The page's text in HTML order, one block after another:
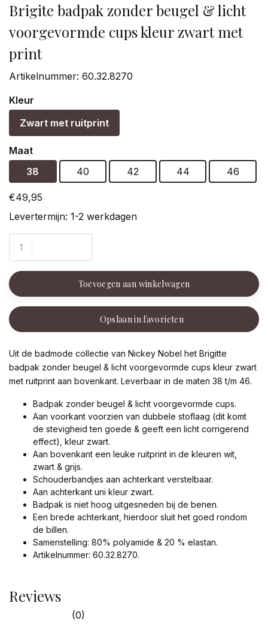
Brigite badpak zonder beugel & licht
voorgevormde cups kleur zwart met
print
Artikelnummer: 60.32.8270
Kleur
Zwart met ruitprint
Maat
38
40 42 44 46
€49,95
Levertermijn: 1-2 werkdagen
Toevoegen aan winkelwagen
Opslaan in favorieten
Uit de badmode collectie van Nickey Nobel het Brigitte
badpak zonder beugel & licht voorgevormde cups kleur zwart
met ruitprint aan bovenkant. Leverbaar in de maten 38 t/m 46.
Badpak zonder beugel & licht voorgevormde cups.
Aan voorkant voorzien van dubbele stoflaag (dit komt
de stevigheid ten goede & geeft een licht corrigerend
effect), kleur zwart.
Aan bovenkant een leuke ruitprint in de kleuren wit,
zwart & grijs.
Schouderbandjes aan achterkant verstelbaar.
Aan achterkant uni kleur zwart.
Badpak is niet hoog uitgesneden bij de benen.
Een brede achterkant, hierdoor sluit het goed rondom
de billen.
Samenstelling: 80% polyamide & 20 % elastan.
Artikelnummer: 60.32.8270.
Reviews
(0)